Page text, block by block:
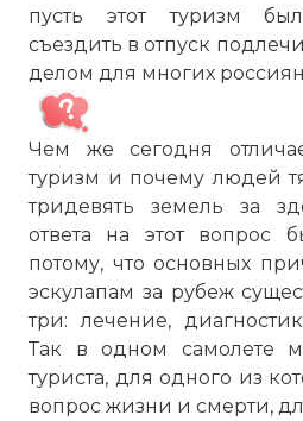
пусть этот туризм
съездить в отпуск
делом для многих
Чем же сегодня
туризм и почему людей
тридевять земель за
ответа на этот вопрос
потому, что основных
эскулапам за рубеж
три: лечение,
Так в одном самолете
туриста, для одного из
вопрос жизни и смерти,